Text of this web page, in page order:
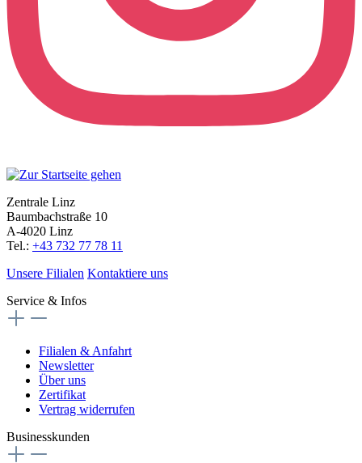
Zentrale Linz
Baumbachstraße 10
A-4020 Linz
Tel.: +43 732 77 78 11
Unsere Filialen Kontaktiere uns
Service & Infos
Filialen & Anfahrt
Newsletter
Über uns
Zertifikat
Vertrag widerrufen
Businesskunden